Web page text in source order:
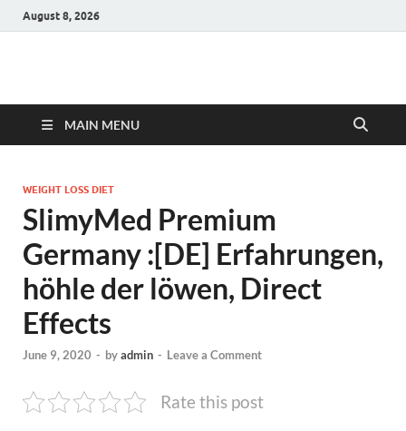
August 8, 2026
Hulk Supplements
MAIN MENU
WEIGHT LOSS DIET
SlimyMed Premium
Germany :[DE] Erfahrungen,
höhle der löwen, Direct
Effects
June 9, 2020 - byadmin - Leave a Comment
Rate this post